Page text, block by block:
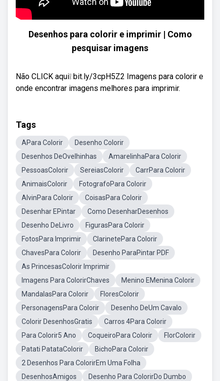
Desenhos para colorir e imprimir | Como
pesquisar imagens
Não CLICK aqui❕ bit.ly/3cpH5Z2 Imagens para colorir e
onde encontrar imagens melhores para imprimir.
Tags
APara Colorir
Desenho Colorir
Desenhos DeOvelhinhas
AmarelinhaPara Colorir
PessoasColorir
SereiasColorir
CarrPara Colorir
AnimaisColorir
FotografoPara Colorir
AlvinPara Colorir
CoisasPara Colorir
Desenhar EPintar
Como DesenharDesenhos
Desenho DeLivro
FigurasPara Colorir
FotosPara Imprimir
ClarinetePara Colorir
ChavesPara Colorir
Desenho ParaPintar PDF
As PrincesasColorir Imprimir
Imagens Para ColorirChaves
Menino EMenina Colorir
MandalasPara Colorir
FloresColorir
PersonagensPara Colorir
Desenho DeUm Cavalo
Colorir DesenhosGratis
Carros 4Para Colorir
Para Colorir5 Ano
CoqueiroPara Colorir
FlorColorir
Patati PatataColorir
BichoPara Colorir
2 Desenhos Para ColorirEm Uma Folha
DesenhosAmigos
Desenho Para ColorirDo Dumbo